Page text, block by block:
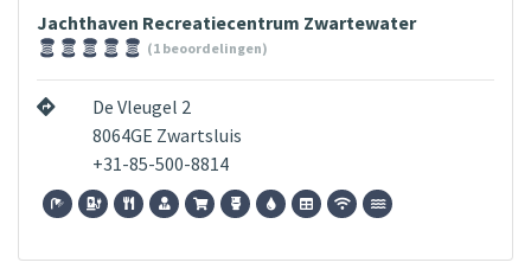
Jachthaven Recreatiecentrum Zwartewater
(1 beoordelingen)
De Vleugel 2
8064GE Zwartsluis
+31-85-500-8814